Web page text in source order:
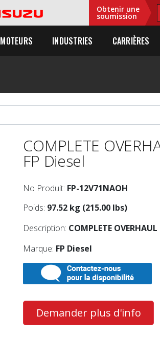
Obtenir une
soumission
MOTEURS INDUSTRIES CARRIÈRES
COMPLETE
FP Diesel
No Produit: FP-12V71NAOH
Poids: 97.52 kg (215.00 lbs)
Description: COMPLETE OVERHAUL
Marque: FP Diesel
Demander plus d'info